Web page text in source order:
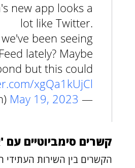
new app looks a
lot like Twitter.
been seeing
lately? Maybe.
but this could
xgQa1kUjCl
— Lia Haberman (@liahaberman)
May 19, 2023
קשרים סימביוטיים עם
הקשרים בין השירות העתידי